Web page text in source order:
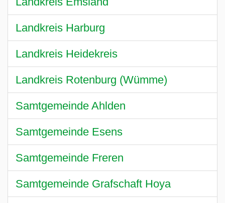
Landkreis Harburg
Landkreis Heidekreis
Landkreis Rotenburg (Wümme)
Samtgemeinde Ahlden
Samtgemeinde Esens
Samtgemeinde Freren
Samtgemeinde Grafschaft Hoya